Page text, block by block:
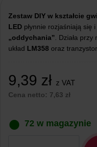
Zestaw DIY w kształcie
LED płynnie rozjaśniają się i
„oddychania” . Działa
układ LM358 oraz tranzystor
9,39 zł z VAT
Cena netto: 7,63 zł
72 w magazynie